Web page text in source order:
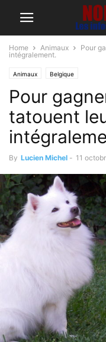
Home Animaux
Pour
intégralement.
Animaux Belgique
Pour
tatouent
By Lucien Michel - 11